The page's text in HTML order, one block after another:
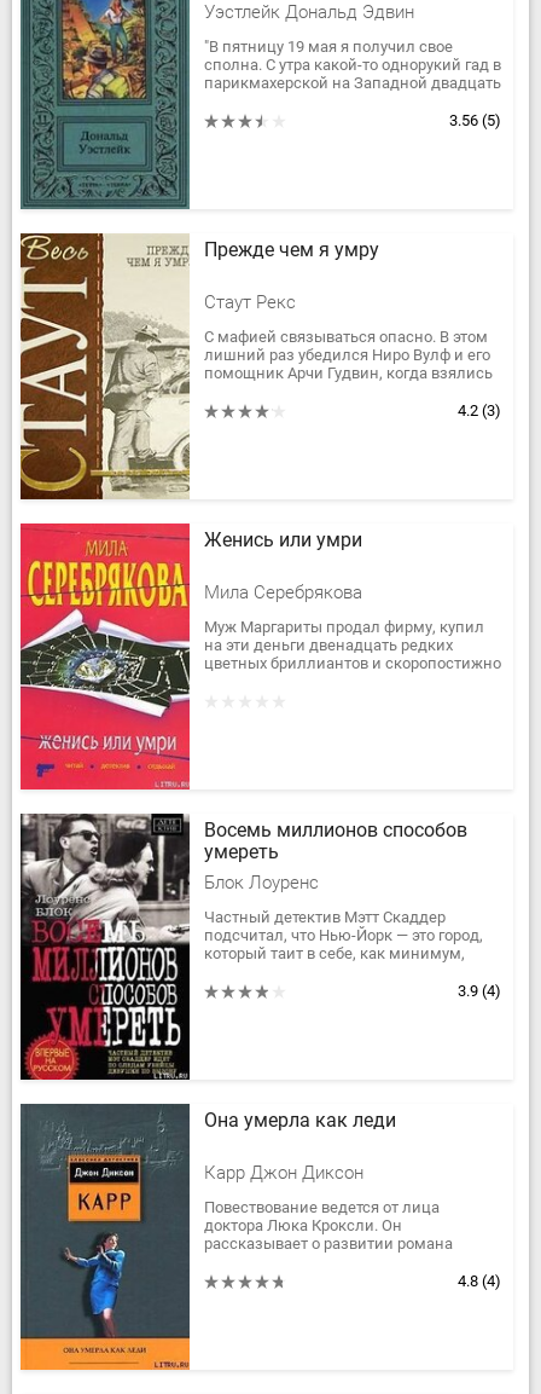
Уэстлейк Дональд Эдвин
"В пятницу 19 мая я получил свое
сполна. С утра какой-то однорукий гад в
парикмахерской на Западной двадцать
лотерейный билет, а...
3.56 (5)
Прежде чем я умру
Стаут Рекс
С мафией связываться опасно. В этом
лишний раз убедился Ниро Вулф и его
помощник Арчи Гудвин, когда взялись
Перрита, короля черного рынка...
4.2 (3)
Женись или умри
Мила Серебрякова
Муж Маргариты продал фирму, купил
на эти деньги двенадцать редких
цветных бриллиантов и скоропостижно
Восемь миллионов способов
умереть
Блок Лоуренс
Частный детектив Мэтт Скаддер
подсчитал, что Нью-Йорк — это город,
который таит в себе, как минимум,
распрощаться с жизнью.Честный 3.9 (4)
Она умерла как леди
Карр Джон Диксон
Повествование ведется от лица
доктора Люка Кроксли. Он
рассказывает о развитии романа
Уэйнрайт и молодым американцем
4.8 (4)